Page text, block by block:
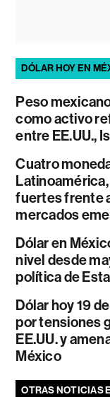
DÓLAR HOY EN
Peso
como activo
entre EE.UU.,
Cuatro
fuertes frente
mercados
Dólar en
nivel desde
política de
Dólar hoy 19
por tensiones
EE.UU. y
México
OTRAS NOTICIAS